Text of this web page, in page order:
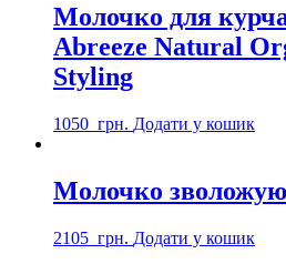
Молочко для
Abreeze Natural
Styling
1050 грн. Додати у кошик
Молочко
2105 грн. Додати у кошик